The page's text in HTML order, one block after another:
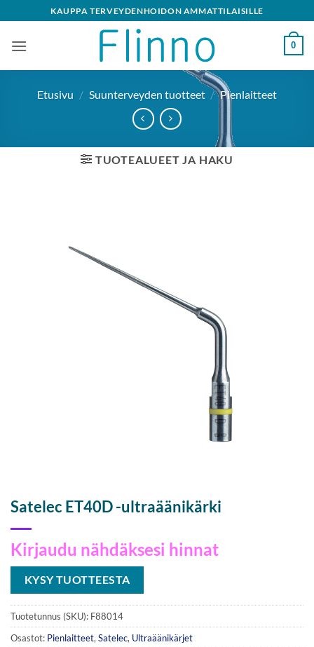
to
content
KAUPPA TERVEYDENHOIDON AMMATTILAISILLE
0
Etusivu / Suunterveyden tuotteet / Pienlaitteet
TUOTEALUEET JA HAKU
Satelec ET40D -ultraäänikärki
Kirjaudu nähdäksesi hinnat
KYSY TUOTTEESTA
Tuotetunnus (SKU): F88014
Osastot: Pienlaitteet, Satelec, Ultraäänikärjet